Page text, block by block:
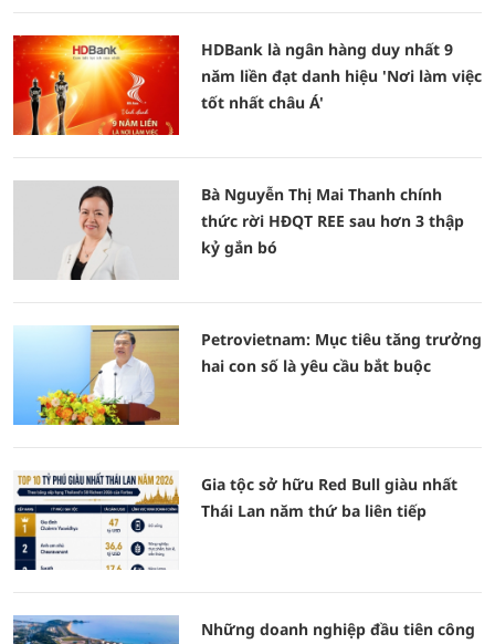
HDBank là ngân hàng duy nhất 9
năm liền đạt danh hiệu 'Nơi làm việc
tốt nhất châu Á'
Bà Nguyễn Thị Mai Thanh chính
thức rời HĐQT REE sau hơn 3 thập
kỷ gắn bó
Petrovietnam: Mục tiêu tăng trưởng
hai con số là yêu cầu bắt buộc
Gia tộc sở hữu Red Bull giàu nhất
Thái Lan năm thứ ba liên tiếp
Những doanh nghiệp đầu tiên công